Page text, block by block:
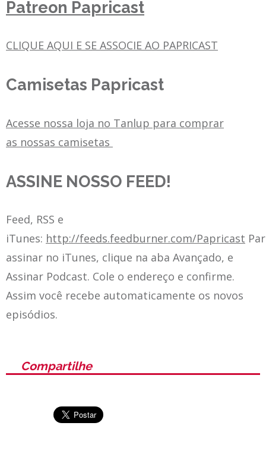
Patreon Papricast
CLIQUE AQUI E SE ASSOCIE AO PAPRICAST
Camisetas Papricast
Acesse nossa loja no Tanlup para comprar
as nossas camisetas
ASSINE NOSSO FEED!
Feed, RSS e
iTunes: http://feeds.feedburner.com/Papricast
assinar no iTunes, clique na aba Avançado, e
Assinar Podcast. Cole o endereço e confirme.
Assim você recebe automaticamente os novos
episódios.
Compartilhe